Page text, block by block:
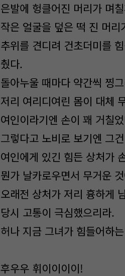
은발에 헝클어진 머리가 며
작은 얼굴을 덮은 떡 진 머
추위를 견디려 건초더미를
췄다.
돌아누울 때마다 약간씩 찡
저리 여리디여린 몸이 대체
여인이라기엔 손이 꽤 거칠
그렇다고 노비로 보기엔 그
여인에게 있긴 힘든 상처가
뭔가 날카로우면서 무거운
오래전 상처가 저리 흉하게
당시 고통이 극심했으리라.
허나 지금 그녀가 힘들어하
후우우 휘이이이이!